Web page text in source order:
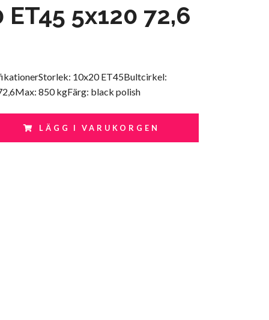
ET45 5x120 72,6
10x20 ET45Bultcirkel:
850 kgFärg: black polish
LÄGG I VARUKORGEN